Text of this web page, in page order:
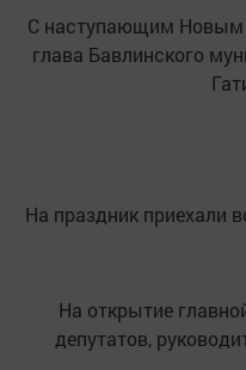
С наступающим Новым
глава Бавлинского
На праздник приехали
На открытие
депутатов,